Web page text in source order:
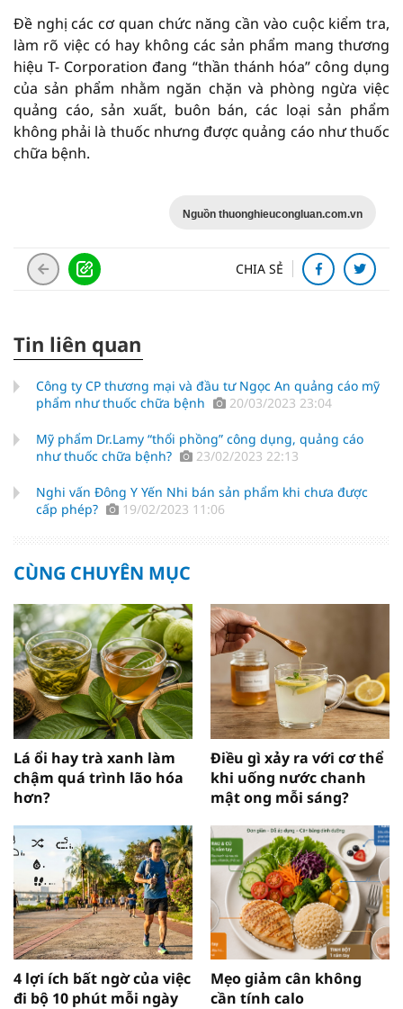
Đề nghị các cơ quan chức năng cần vào cuộc kiểm tra,
làm rõ việc có hay không các sản phẩm mang thương
hiệu T- Corporation đang “thần thánh hóa” công dụng
của sản phẩm nhằm ngăn chặn và phòng ngừa việc
quảng cáo, sản xuất, buôn bán, các loại sản phẩm
không phải là thuốc nhưng được quảng cáo như thuốc
chữa bệnh.
Nguồn thuonghieucongluan.com.vn
CHIA SẺ
Tin liên quan
Công ty CP thương mại và đầu tư Ngọc An quảng cáo mỹ
phẩm như thuốc chữa bệnh
20/03/2023 23:04
Mỹ phẩm Dr.Lamy “thổi phồng” công dụng, quảng cáo
như thuốc chữa bệnh?
23/02/2023 22:13
Nghi vấn Đông Y Yến Nhi bán sản phẩm khi chưa được
cấp phép?
19/02/2023 11:06
CÙNG CHUYÊN MỤC
Lá ổi hay trà xanh làm
chậm quá trình lão hóa
hơn?
Điều gì xảy ra với cơ thể
khi uống nước chanh
mật ong mỗi sáng?
4 lợi ích bất ngờ của việc
đi bộ 10 phút mỗi ngày
Mẹo giảm cân không
cần tính calo